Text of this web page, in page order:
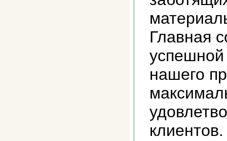
Главная
успешной
нашего